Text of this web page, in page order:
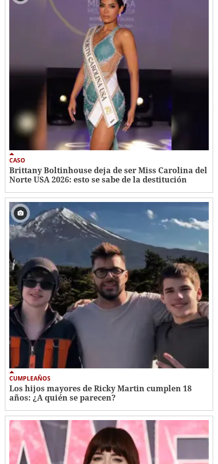
CASO
Brittany Boltinhouse deja de ser Miss Carolina del
Norte USA 2026: esto se sabe de la destitución
CUMPLEAÑOS
Los hijos mayores de Ricky Martin cumplen 18
años: ¿A quién se parecen?